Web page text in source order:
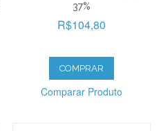
37%
R$104,80
COMPRAR
Comparar Produto